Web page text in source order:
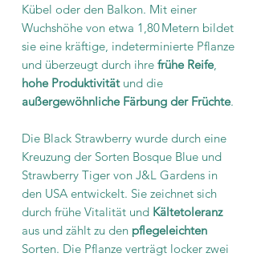
Kübel oder den Balkon. Mit einer
Wuchshöhe von etwa 1,80 Metern bildet
sie eine kräftige, indeterminierte Pflanze
und überzeugt durch ihre frühe Reife,
hohe Produktivitätund die
außergewöhnliche Färbung der Früchte.
Die Black Strawberry wurde durch eine
Kreuzung der Sorten Bosque Blue und
Strawberry Tiger von J&L Gardens in
den USA entwickelt. Sie zeichnet sich
durch frühe Vitalität und Kältetoleranz
aus und zählt zu den pflegeleichten
Sorten. Die Pflanze verträgt locker zwei